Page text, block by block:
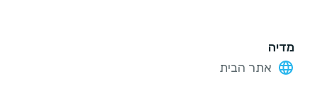
מדיה
אתר הבית